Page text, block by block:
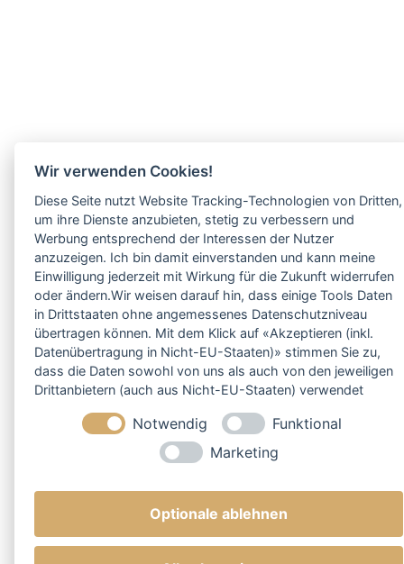
Wir verwenden Cookies!
Diese Seite nutzt Website Tracking-Technologien von Dritten,
um ihre Dienste anzubieten, stetig zu verbessern und
Werbung entsprechend der Interessen der Nutzer
anzuzeigen. Ich bin damit einverstanden und kann meine
Einwilligung jederzeit mit Wirkung für die Zukunft widerrufen
oder ändern.Wir weisen darauf hin, dass einige Tools Daten
in Drittstaaten ohne angemessenes Datenschutzniveau
übertragen können. Mit dem Klick auf «Akzeptieren (inkl.
Datenübertragung in Nicht-EU-Staaten)» stimmen Sie zu,
dass die Daten sowohl von uns als auch von den jeweiligen
Drittanbietern (auch aus Nicht-EU-Staaten) verwendet
selbstverständlich jederzeit ändern.
Notwendig
Funktional
Marketing
Optionale ablehnen